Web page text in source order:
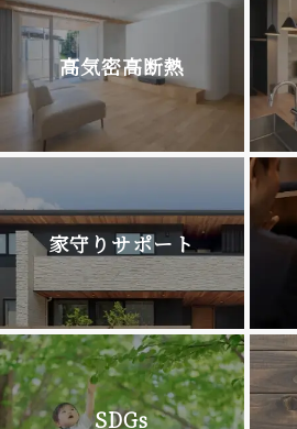
高気密高断熱
家守りサポート
SDGs